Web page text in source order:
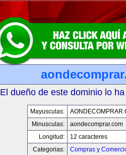
El dueño de este dominio lo
Mayusculas:
Minusculas:
aondecomprar.com
Longitud:
12 caracteres
Categorias:
Compras y